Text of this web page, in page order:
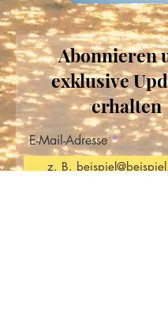
Abonnieren
exklusive
erhalten
E-Mail-Adresse